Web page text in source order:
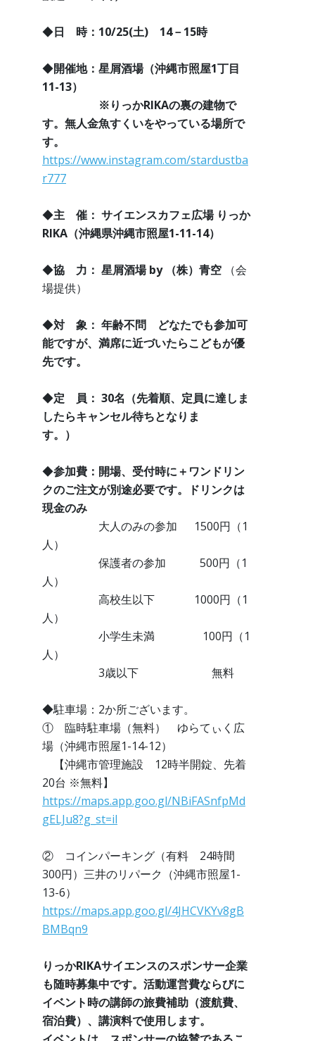
◆日 時：10/25(土) 14－15時
◆開催地：星屑酒場（沖縄市照屋1丁目
11-13）
※りっかRIKAの裏の建物で
す。無人金魚すくいをやっている場所で
す。
https://www.instagram.com/stardustba
r777
◆主 催： サイエンスカフェ広場 りっか
RIKA（沖縄県沖縄市照屋1-11-14）
◆協 力： 星屑酒場 by （株）青空 （会
場提供）
◆対 象： 年齢不問 どなたでも参加可
能ですが、満席に近づいたらこどもが優
先です。
◆定 員： 30名（先着順、定員に達しま
したらキャンセル待ちとなりま
す。）
◆参加費：開場、受付時に＋ワンドリン
クのご注文が別途必要です。ドリンクは
現金のみ
大人のみの参加 1500円（1
人）
保護者の参加 500円（1
人）
高校生以下 1000円（1
人）
小学生未満 100円（1
人）
3歳以下 無料
◆駐車場：2か所ございます。
① 臨時駐車場（無料） ゆらてぃく広
場（沖縄市照屋1-14-12）
【沖縄市管理施設 12時半開錠、先着
20台 ※無料】
https://maps.app.goo.gl/NBiFASnfpMd
gELJu8?g_st=il
② コインパーキング（有料 24時間
300円）三井のリパーク（沖縄市照屋1-
13-6）
https://maps.app.goo.gl/4JHCVKYv8gB
BMBqn9
りっかRIKAサイエンスのスポンサー企業
も随時募集中です。活動運営費ならびに
イベント時の講師の旅費補助（渡航費、
宿泊費）、講演料で使用します。